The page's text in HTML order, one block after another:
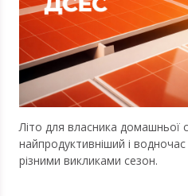
Літо для власника домашньої
найпродуктивніший і
різними викликами сезон.